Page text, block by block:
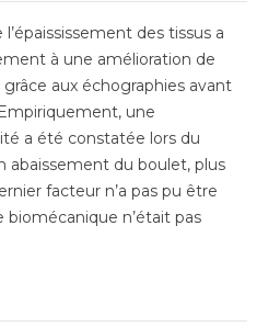
des tissus a
à une amélioration de
aux échographies avant
une
a été constatée lors du
abaissement du boulet, plus
facteur n’a pas pu être
n’était pas